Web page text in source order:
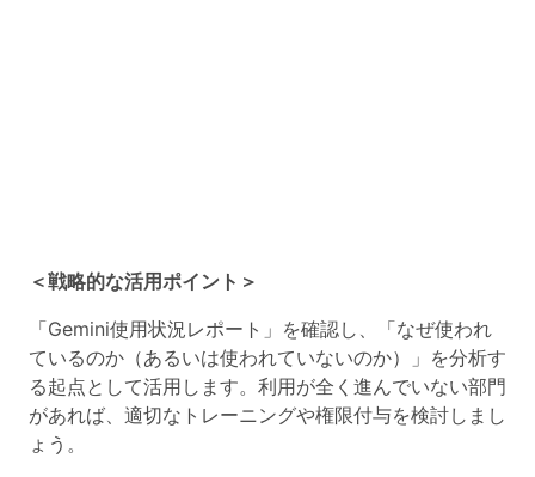
＜戦略的な活用ポイント＞
「Gemini使用状況レポート」 を確認し、「なぜ使われ
ているのか（あるいは使われていないのか）」を分析す
る起点として活用します。利用が全く進んでいない部門
があれば、適切なトレーニングや権限付与を検討しまし
ょう。